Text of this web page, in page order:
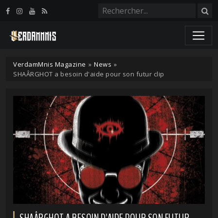
VerdamMnis Magazine » News »
SHAÂRGHOT a besoin d'aide pour son futur clip
Panneau de gestion des cookies